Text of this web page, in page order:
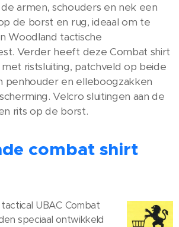
armen, schouders en nek een
de borst en rug, ideaal om te
Woodland tactische
Verder heeft deze Combat shirt
ristsluiting, patchveld op beide
penhouder en elleboogzakken
Velcro sluitingen aan de
rits op de borst.
combat shirt
UBAC Combat
speciaal ontwikkeld